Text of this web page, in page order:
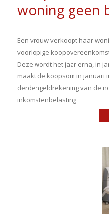
woning geen
Een vrouw verkoopt haar
voorlopige
Deze wordt het jaar erna, in
maakt de koopsom in januari
derdengeldrekening van de
inkomstenbelasting